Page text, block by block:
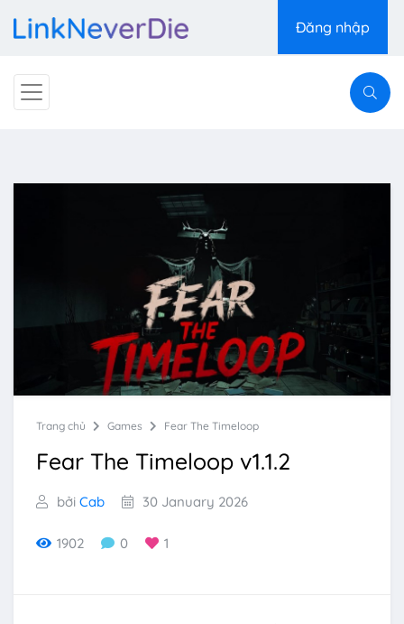
Đăng nhập
Trang chủ Games Fear The Timeloop
Fear The Timeloop v1.1.2
bởi Cab 30 January 2026
1902 0 1